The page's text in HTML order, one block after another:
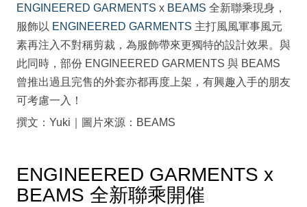
ENGINEERED GARMENTS x BEAMS 全新聯乘現身，
服飾以 ENGINEERED GARMENTS 主打風風軍事風元
素再注入不對稱剪裁，為服飾帶來更獨特的設計效果。與
此同時，部份 ENGINEERED GARMENTS 與 BEAMS
曾推出過且完售的外套亦都再度上架，有興趣入手的朋友
可考慮一入！
撰文：Yuki｜圖片來源：BEAMS
ENGINEERED GARMENTS x
BEAMS 全新聯乘開催